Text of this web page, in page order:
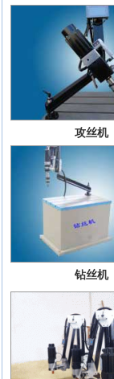
攻丝机
钻丝机